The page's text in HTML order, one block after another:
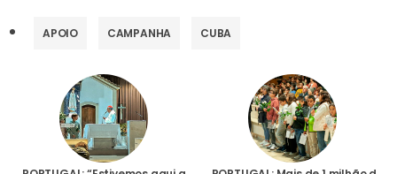
APOIO CAMPANHA CUBA